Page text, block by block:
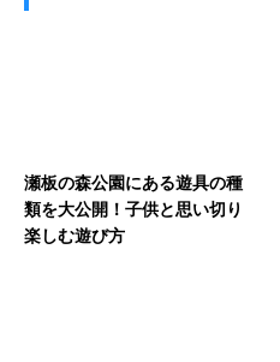
瀬板の森公園にある遊具の種
類を大公開！子供と思い切り
楽しむ遊び方